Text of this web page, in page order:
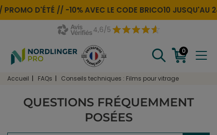
D'ÉTÉ // -10% AVEC LE CODEBRICO10JUSQU'AU 24
4,6/5
0
Accueil FAQs Conseils techniques : Films pour vitrage
QUESTIONS FRÉQUEMMENT
POSÉES